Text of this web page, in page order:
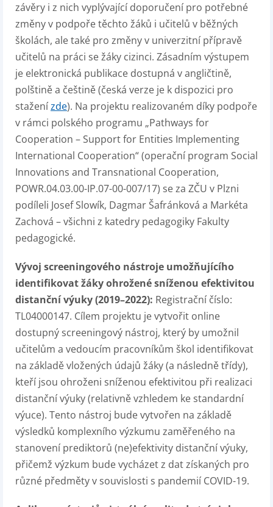
závěry i z nich vyplývající doporučení pro potřebné
změny v podpoře těchto žáků i učitelů v běžných
školách, ale také pro změny v univerzitní přípravě
učitelů na práci se žáky cizinci. Zásadním výstupem
je elektronická publikace dostupná v angličtině,
polštině a češtině (česká verze je k dispozici pro
staženízde). Na projektu realizovaném díky podpoře
v rámci polského programu „Pathways for
Cooperation – Support for Entities Implementing
International Cooperation“ (operační program Social
Innovations and Transnational Cooperation,
POWR.04.03.00-IP.07-00-007/17) se za ZČU v Plzni
podíleli Josef Slowík, Dagmar Šafránková a Markéta
Zachová – všichni z katedry pedagogiky Fakulty
pedagogické.
Vývoj screeningového nástroje umožňujícího
identifikovat žáky ohrožené sníženou efektivitou
distanční výuky (2019–2022): Registrační číslo:
TL04000147. Cílem projektu je vytvořit online
dostupný screeningový nástroj, který by umožnil
učitelům a vedoucím pracovníkům škol identifikovat
na základě vložených údajů žáky (a následně třídy),
kteří jsou ohroženi sníženou efektivitou při realizaci
distanční výuky (relativně vzhledem ke standardní
výuce). Tento nástroj bude vytvořen na základě
výsledků komplexního výzkumu zaměřeného na
stanovení prediktorů (ne)efektivity distanční výuky,
přičemž výzkum bude vycházet z dat získaných pro
různé předměty v souvislosti s pandemií COVID-19.